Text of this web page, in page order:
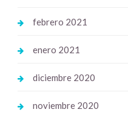
febrero 2021
enero 2021
diciembre 2020
noviembre 2020